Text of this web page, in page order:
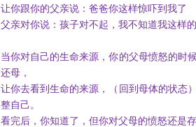
让你跟你的父亲说： 爸爸你这样惊吓到我了
父亲对你说： 孩子对不起，我不知道我这样
当你对自己的生命来源，你的父母愤怒的时
还母 ，
让你去看到生命的来源， （回到母体的状态）
整自己。
看完后，你知道了， 但你对父母的愤怒还是存